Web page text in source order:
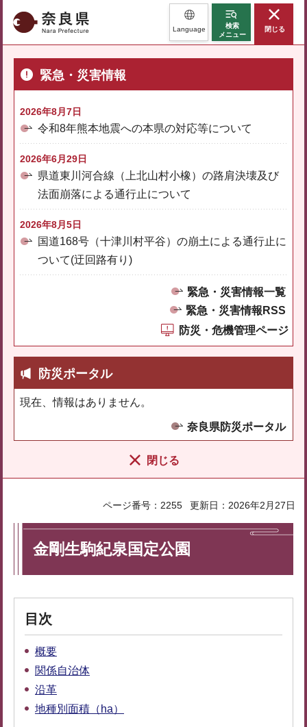
奈良県 Language
検索
メニュー
閉じる
緊急・災害情報
2026年8月7日
令和8年熊本地震への本県の対応等について
2026年6月29日
県道東川河合線（上北山村小橡）の路肩決壊及び
法面崩落による通行止について
2026年8月5日
国道168号（十津川村平谷）の崩土による通行止に
ついて(迂回路有り)
緊急・災害情報一覧
緊急・災害情報RSS
防災・危機管理ページ
防災ポータル
現在、情報はありません。
奈良県防災ポータル
閉じる
ページ番号：2255 更新日：2026年2月27日
金剛生駒紀泉国定公園
目次
概要
関係自治体
沿革
地種別面積（ha）